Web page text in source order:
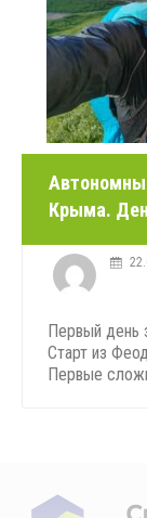
Крыма.
Первый день
Старт из
Первые